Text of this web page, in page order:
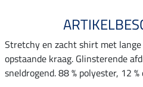
Stretchy en zacht shirt met
opstaande kraag. Glinsterende
sneldrogend. 88 % polyester, 12